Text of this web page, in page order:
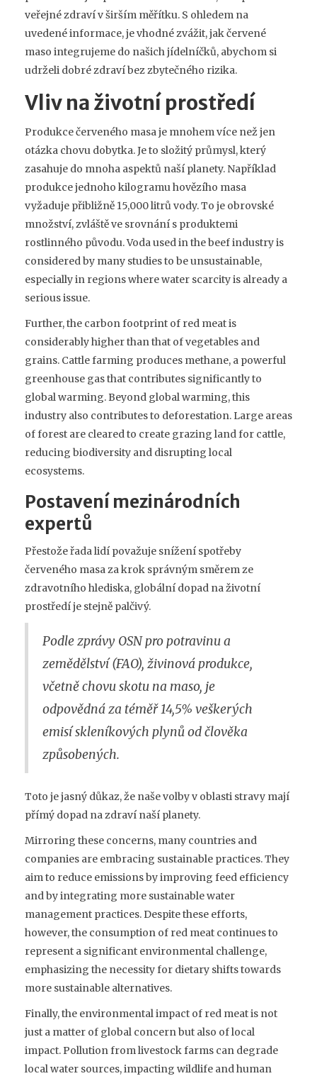
veřejné zdraví v širším měřítku. S ohledem na
uvedené informace, je vhodné zvážit, jak červené
maso integrujeme do našich jídelníčků, abychom si
udrželi dobré zdraví bez zbytečného rizika.
Vliv na životní prostředí
Produkce červeného masa je mnohem více než jen
otázka chovu dobytka. Je to složitý průmysl, který
zasahuje do mnoha aspektů naší planety. Například
produkce jednoho kilogramu hovězího masa
vyžaduje přibližně 15,000 litrů vody. To je obrovské
množství, zvláště ve srovnání s produktemi
rostlinného původu. Voda used in the beef industry is
considered by many studies to be unsustainable,
especially in regions where water scarcity is already a
serious issue.
Further, the carbon footprint of red meat is
considerably higher than that of vegetables and
grains. Cattle farming produces methane, a powerful
greenhouse gas that contributes significantly to
global warming. Beyond global warming, this
industry also contributes to deforestation. Large areas
of forest are cleared to create grazing land for cattle,
reducing biodiversity and disrupting local
ecosystems.
Postavení mezinárodních
expertů
Přestože řada lidí považuje snížení spotřeby
červeného masa za krok správným směrem ze
zdravotního hlediska, globální dopad na životní
prostředí je stejně palčivý.
Podle zprávy OSN pro potravinu a
zemědělství (FAO), živinová produkce,
včetně chovu skotu na maso, je
odpovědná za téměř 14,5% veškerých
emisí skleníkových plynů od člověka
způsobených.
Toto je jasný důkaz, že naše volby v oblasti stravy mají
přímý dopad na zdraví naší planety.
Mirroring these concerns, many countries and
companies are embracing sustainable practices. They
aim to reduce emissions by improving feed efficiency
and by integrating more sustainable water
management practices. Despite these efforts,
however, the consumption of red meat continues to
represent a significant environmental challenge,
emphasizing the necessity for dietary shifts towards
more sustainable alternatives.
Finally, the environmental impact of red meat is not
just a matter of global concern but also of local
impact. Pollution from livestock farms can degrade
local water sources, impacting wildlife and human